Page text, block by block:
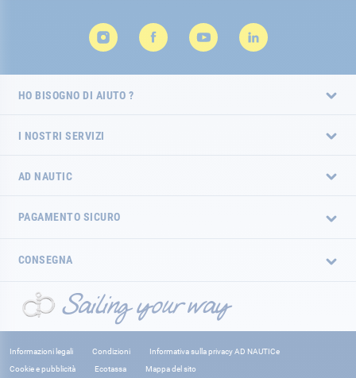
HO BISOGNO DI AIUTO ?
I NOSTRI SERVIZI
AD NAUTIC
PAGAMENTO SICURO
CONSEGNA
Informazioni legali Condizioni
Informativa sulla privacy AD NAUTICe
Cookie e pubblicità
Ecotassa Mappa del sito